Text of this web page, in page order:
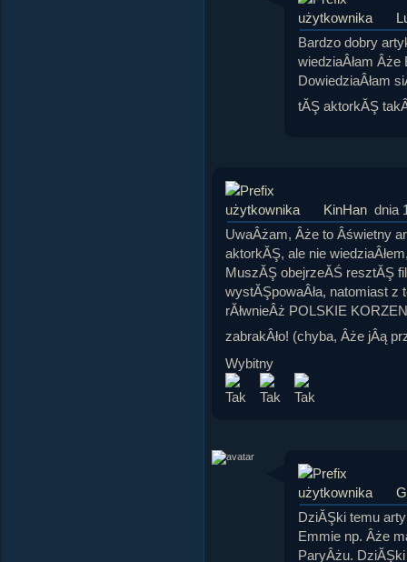
Bardzo dobry
wiedziaÂłam Âże
DowiedziaÂłam
tĂŞ aktorkĂŞ
KinHan dnia
UwaÂżam, Âże to Âświetny
aktorkĂŞ, ale nie
MuszĂŞ obejrzeĂŚ resztĂŞ
wystĂŞpowaÂła, natomiast z
rĂłwnieÂż POLSKIE
zabrakÂło! (chyba, Âże jÂą
Wybitny
DziĂŞki temu
Emmie np. Âże
ParyÂżu. DziĂŞki